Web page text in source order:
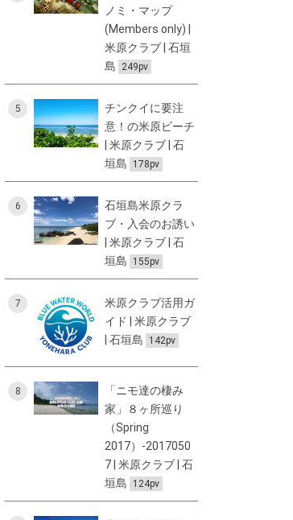
ノミ・マップ
(Members only) |
米原クラブ | 石垣
島
249pv
5
チンクイに要注
意！の米原ビーチ
| 米原クラブ | 石
垣島
178pv
6
石垣島米原クラ
ブ・入会のお誘い
| 米原クラブ | 石
垣島
155pv
7
米原クラブ活用ガ
イド | 米原クラブ
| 石垣島
142pv
8
「ニモ達の棲み
家」８ヶ所巡り
（Spring
2017）-2017050
7 | 米原クラブ | 石
垣島
124pv